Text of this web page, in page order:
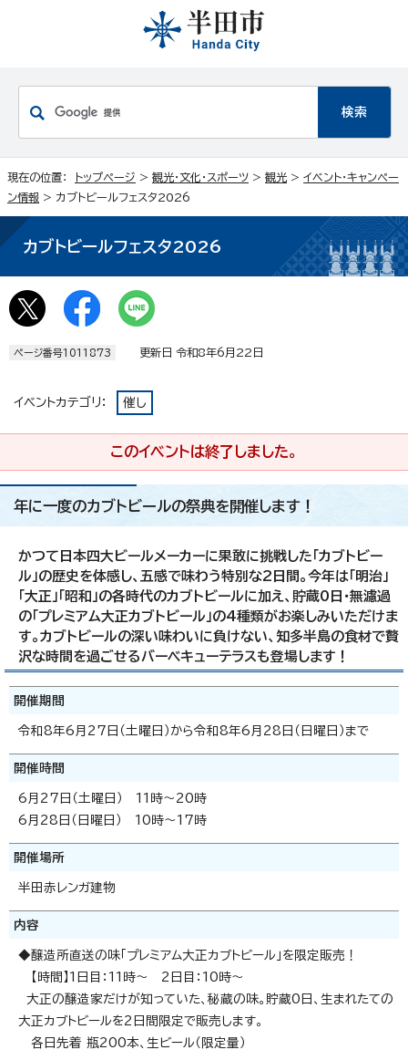
現在の位置： トップページ > 観光・文化・スポーツ > 観光 > イベント・キャンペー
ン情報 > カブトビールフェスタ2026
カブトビールフェスタ2026
ページ番号1011873 更新日 令和8年6月22日
イベントカテゴリ： 催し
このイベントは終了しました。
年に一度のカブトビールの祭典を開催します！
かつて日本四大ビールメーカーに果敢に挑戦した「カブトビー
ル」の歴史を体感し、五感で味わう特別な2日間。今年は「明治」
「大正」「昭和」の各時代のカブトビールに加え、貯蔵0日・無濾過
の「プレミアム大正カブトビール」の4種類がお楽しみいただけま
す。カブトビールの深い味わいに負けない、知多半島の食材で贅
沢な時間を過ごせるバーベキューテラスも登場します！
開催期間
令和8年6月27日（土曜日）から令和8年6月28日（日曜日）まで
開催時間
6月27日（土曜日） 11時～20時
6月28日（日曜日） 10時～17時
開催場所
半田赤レンガ建物
内容
◆醸造所直送の味「プレミアム大正カブトビール」を限定販売！
【時間】1日目：11時～ 2日目：10時～
大正の醸造家だけが知っていた、秘蔵の味。貯蔵0日、生まれたての
大正カブトビールを2日間限定で販売します。
各日先着 瓶200本、生ビール（限定量）